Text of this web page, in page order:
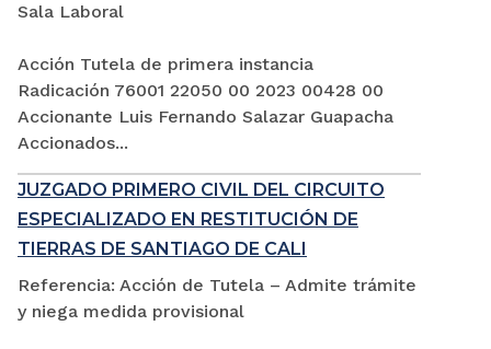
Sala Laboral
Acción Tutela de primera instancia
Radicación 76001 22050 00 2023 00428 00
Accionante Luis Fernando Salazar Guapacha
Accionados...
JUZGADO PRIMERO CIVIL DEL CIRCUITO
ESPECIALIZADO EN RESTITUCIÓN DE
TIERRAS DE SANTIAGO DE CALI
Referencia: Acción de Tutela – Admite trámite
y niega medida provisional